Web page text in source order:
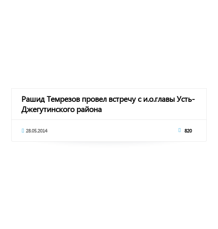
Рашид Темрезов провел встречу с и.о.главы Усть-
Джегутинского района
28.05.2014 820